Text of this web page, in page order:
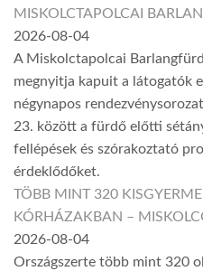
MISKOLCTAPOLCAI
2026-08-04
A Miskolctapolcai
megnyitja kapuit a látogatók
négynapos
23. között a fürdő előtti
fellépések és szórakoztató
érdeklődőket.
TÖBB MINT 320
KÓRHÁZAKBAN –
2026-08-04
Országszerte több mint 320